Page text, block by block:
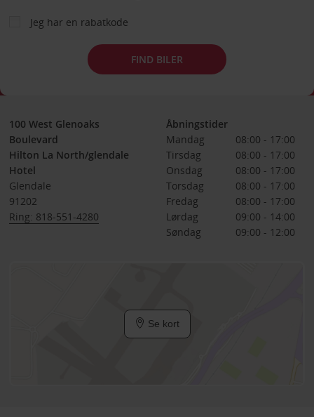
Jeg har en rabatkode
FIND BILER
100 West Glenoaks
Boulevard
Hilton La North/glendale
Hotel
Glendale
91202
Ring: 818-551-4280
Åbningstider
Mandag
08:00 - 17:00
Tirsdag
08:00 - 17:00
Onsdag
08:00 - 17:00
Torsdag
08:00 - 17:00
Fredag
08:00 - 17:00
Lørdag
09:00 - 14:00
Søndag
09:00 - 12:00
Se kort